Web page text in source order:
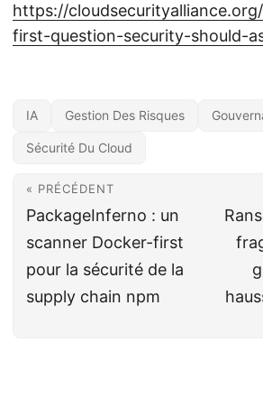
https://
first-question-security-should-
IA Gestion Des Risques
Sécurité Du Cloud
« PRÉCÉDENT
PackageInferno : un
scanner Docker-first
pour la sécurité de la
supply chain npm